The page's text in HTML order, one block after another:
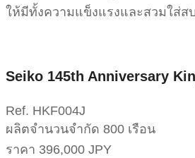
ให้มีทั้งความแข็งแรงและสวมใส่ส
Seiko 145th Anniversary
Ref. HKF004J
ผลิตจำนวนจำกัด 800 เรือน
ราคา 396,000 JPY